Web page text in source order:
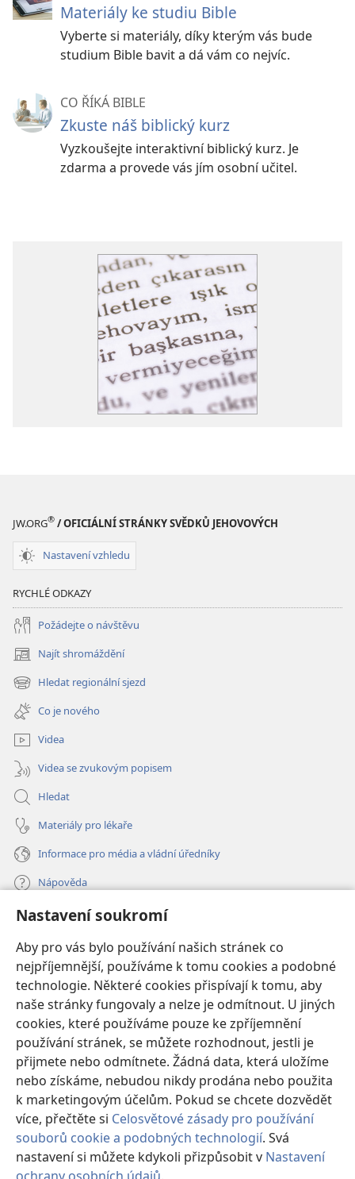
Nastavení soukromí
Aby pro vás bylo používání našich stránek co
nejpříjemnější, používáme k tomu cookies a podobné
technologie. Některé cookies přispívají k tomu, aby
naše stránky fungovaly a nelze je odmítnout. U jiných
cookies, které používáme pouze ke zpříjemnění
používání stránek, se můžete rozhodnout, jestli je
přijmete nebo odmítnete. Žádná data, která uložíme
nebo získáme, nebudou nikdy prodána nebo použita
k marketingovým účelům. Pokud se chcete dozvědět
více, přečtěte si Celosvětové zásady pro používání
souborů cookie a podobných technologií. Svá
nastavení si můžete kdykoli přizpůsobit v Nastavení
Materiály ke studiu Bible
Vyberte si materiály, díky kterým vás bude
studium Bible bavit a dá vám co nejvíc.
CO ŘÍKÁ BIBLE
Zkuste náš biblický kurz
Vyzkoušejte interaktivní biblický kurz. Je
zdarma a provede vás jím osobní učitel.
JW.ORG® / OFICIÁLNÍ STRÁNKY SVĚDKŮ JEHOVOVÝCH
Nastavení vzhledu
RYCHLÉ ODKAZY
Požádejte o návštěvu
Najít shromáždění
(otevřeno
nové
okno)
Hledat regionální sjezd
(otevřeno
nové
okno)
Co je nového
Videa
Videa se zvukovým popisem
Hledat
Materiály pro lékaře
Informace pro média a vládní úředníky
Nápověda
Dary
nové
okno) ONLINE KNIHOVNA Strážné věže
(otevřeno
nové
okno)JW Hub®
(otevřeno
nové
okno)JW Library
Watchtower Library
Copyright© 2026 Watch Tower Bible and Tract Society of Pennsylvania.
PODMÍNKY POUŽITÍ|OCHRANA SOUKROMÍ